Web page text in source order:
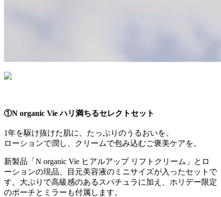
①N organic Vie ハリ満ちるセレクトセット
1年を駆け抜けた肌に、たっぷりのうるおいを。
ローションで潤し、クリームで包み込むご褒美ケアを。
新製品「N organic Vie ヒアルアップ リフトクリーム」とロ
ーションの現品、目元美容液のミニサイズが入ったセットで
す。大ぶりで高級感のあるスパチュラに加え、ホリデー限定
のポーチとミラーも付属します。